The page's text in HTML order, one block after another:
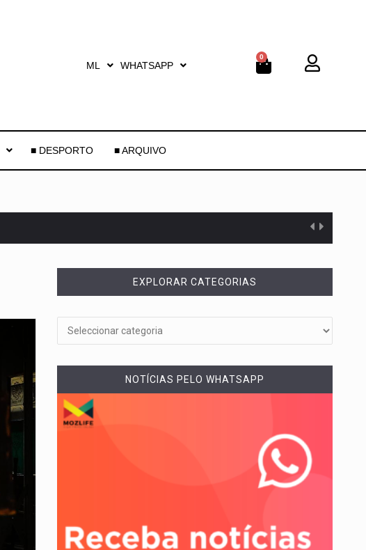
ML WHATSAPP
0
■ DESPORTO ■ ARQUIVO
EXPLORAR CATEGORIAS
NOTÍCIAS PELO WHATSAPP